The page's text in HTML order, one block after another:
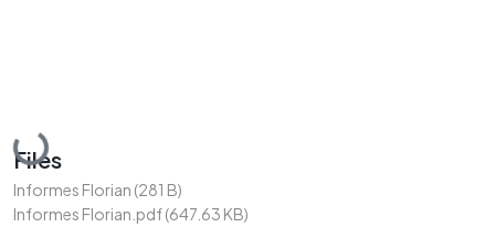
Loading...
Files
Informes Florian (281 B)
Informes Florian.pdf(647.63 KB)